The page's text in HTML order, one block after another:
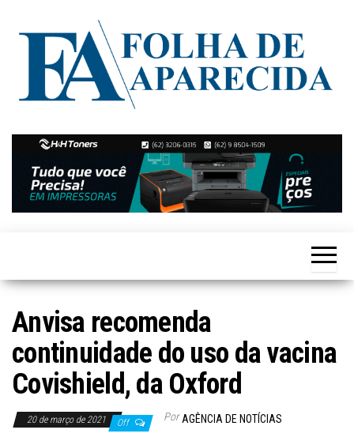
Folha de
Aparecida
Notícias
de
Aparecida
de
Goiânia
Anvisa recomenda
continuidade do uso da vacina
Covishield, da Oxford
20 de março de 2021 Off Por AGÊNCIA DE NOTÍCIAS